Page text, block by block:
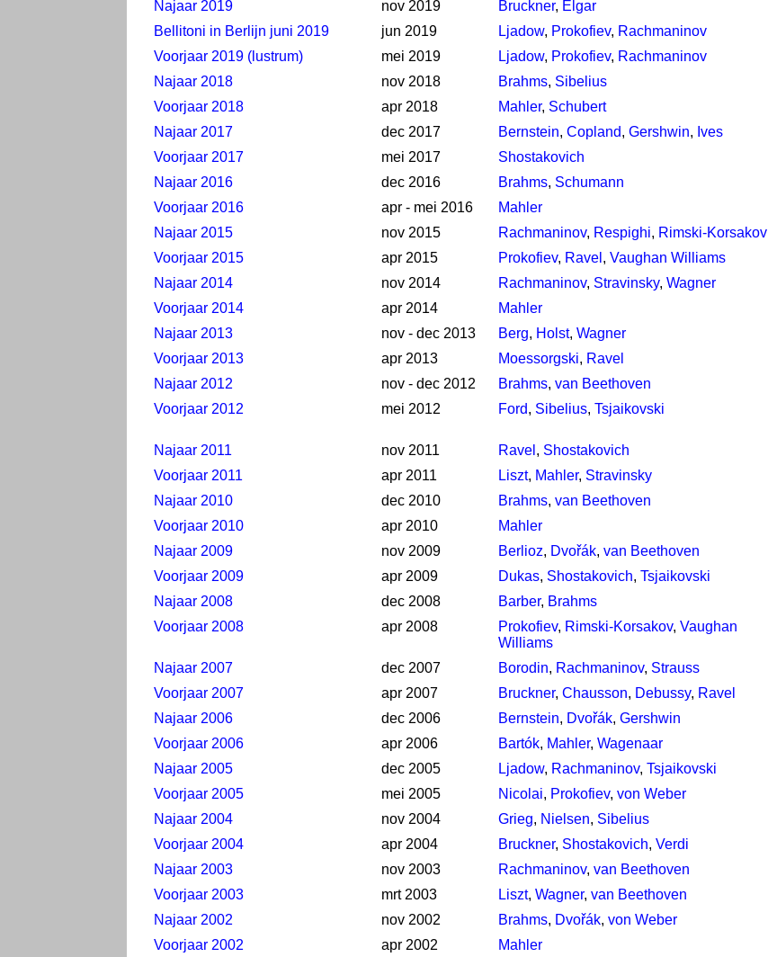
Najaar 2019
nov 2019 Bruckner, Elgar
Bellitoni in Berlijn juni 2019
jun 2019 Ljadow, Prokofiev, Rachmaninov
Voorjaar 2019 (lustrum)
mei 2019 Ljadow, Prokofiev, Rachmaninov
Najaar 2018
nov 2018 Brahms, Sibelius
Voorjaar 2018
apr 2018 Mahler, Schubert
Najaar 2017
dec 2017 Bernstein, Copland, Gershwin, Ives
Voorjaar 2017
mei 2017 Shostakovich
Najaar 2016
dec 2016 Brahms, Schumann
Voorjaar 2016
apr - mei 2016 Mahler
Najaar 2015
nov 2015 Rachmaninov, Respighi, Rimski-Korsakov
Voorjaar 2015
apr 2015 Prokofiev, Ravel , Vaughan Williams
Najaar 2014
nov 2014 Rachmaninov, Stravinsky, Wagner
Voorjaar 2014
apr 2014 Mahler
Najaar 2013
nov - dec 2013 Berg, Holst, Wagner
Voorjaar 2013
apr 2013 Moessorgski, Ravel
Najaar 2012
nov - dec 2012 Brahms, van Beethoven
Voorjaar 2012
mei 2012 Ford, Sibelius, Tsjaikovski
Najaar 2011
nov 2011 Ravel , Shostakovich
Voorjaar 2011
apr 2011 Liszt, Mahler, Stravinsky
Najaar 2010
dec 2010 Brahms, van Beethoven
Voorjaar 2010
apr 2010 Mahler
Najaar 2009
nov 2009 Berlioz, Dvořák, van Beethoven
Voorjaar 2009
apr 2009 Dukas, Shostakovich, Tsjaikovski
Najaar 2008
dec 2008 Barber, Brahms
Voorjaar 2008
apr 2008 Prokofiev, Rimski-Korsakov, Vaughan
Williams
Najaar 2007 dec 2007 Borodin, Rachmaninov, Strauss
Voorjaar 2007
apr 2007 Bruckner, Chausson, Debussy, Ravel
Najaar 2006
dec 2006 Bernstein, Dvořák, Gershwin
Voorjaar 2006
apr 2006 Bartók, Mahler, Wagenaar
Najaar 2005
dec 2005 Ljadow, Rachmaninov, Tsjaikovski
Voorjaar 2005
mei 2005 Nicolai, Prokofiev, von Weber
Najaar 2004
nov 2004 Grieg, Nielsen, Sibelius
Voorjaar 2004
apr 2004 Bruckner, Shostakovich, Verdi
Najaar 2003
nov 2003 Rachmaninov, van Beethoven
Voorjaar 2003
mrt 2003 Liszt, Wagner, van Beethoven
Najaar 2002
nov 2002 Brahms, Dvořák, von Weber
Voorjaar 2002
apr 2002 Mahler